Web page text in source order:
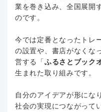
業を巻き込み、全国展開
のです。
今では定番となったトレ
の設置や、書店がなくな
営する「 ふるさとブック
生まれた取り組みです。
自分のアイデアが形にな
社会の実現につながって